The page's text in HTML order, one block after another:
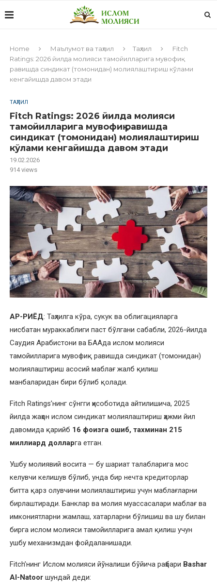
Home Маълумот ва таҳлил Таҳлил
Fitch
Ratings: 2026 йилда молияси тамойилларига мувофиқ
равишда синдикат (томонидан) молиялаштириш кўлами
кенгайишда давом этади
ТАҲЛИЛ
Fitch Ratings: 2026 йилда молияси
тамойилларига мувофиқ равишда
синдикат (томонидан) молиялаштириш
кўлами кенгайишда давом этади
19.02.2026
914views
АР-РИЁД: Таҳлилга кўра, сукук ва облигацияларга
нисбатан мураккаблиги паст бўлгани сабабли, 2026-йилда
Саудия Арабистони ва БААда ислом молияси
тамойилларига мувофиқ равишда синдикат (томонидан)
молиялаштириш асосий маблағ жалб қилиш
манбаларидан бири бўлиб қолади.
Fitch Ratings’нинг сўнгги ҳисоботида айтилишича, 2025
йилда жаҳон ислом синдикат молиялаштириш ҳажми йил
давомида қарийб 16 фоизга ошиб, тахминан 215
миллиард долларга етган.
Ушбу молиявий восита — бу шариат талабларига мос
келувчи келишув бўлиб, унда бир нечта кредиторлар
битта қарз олувчини молиялаштириш учун маблағларни
бирлаштиради. Банклар ва молия муассасалари маблағ ва
имкониятларни жамлаш, хатарларни бўлишиш ва шу билан
бирга ислом молияси тамойилларига амал қилиш учун
ушбу механизмдан фойдаланишади.
Fitch’нинг Ислом молияси йўналиши бўйича раҳбари Bashar
Al-Natoor шундай деди: